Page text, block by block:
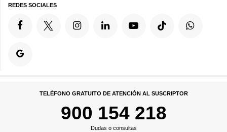
REDES SOCIALES
TELÉFONO GRATUITO DE ATENCIÓN AL SUSCRIPTOR
900 154 218
Dudas o consultas